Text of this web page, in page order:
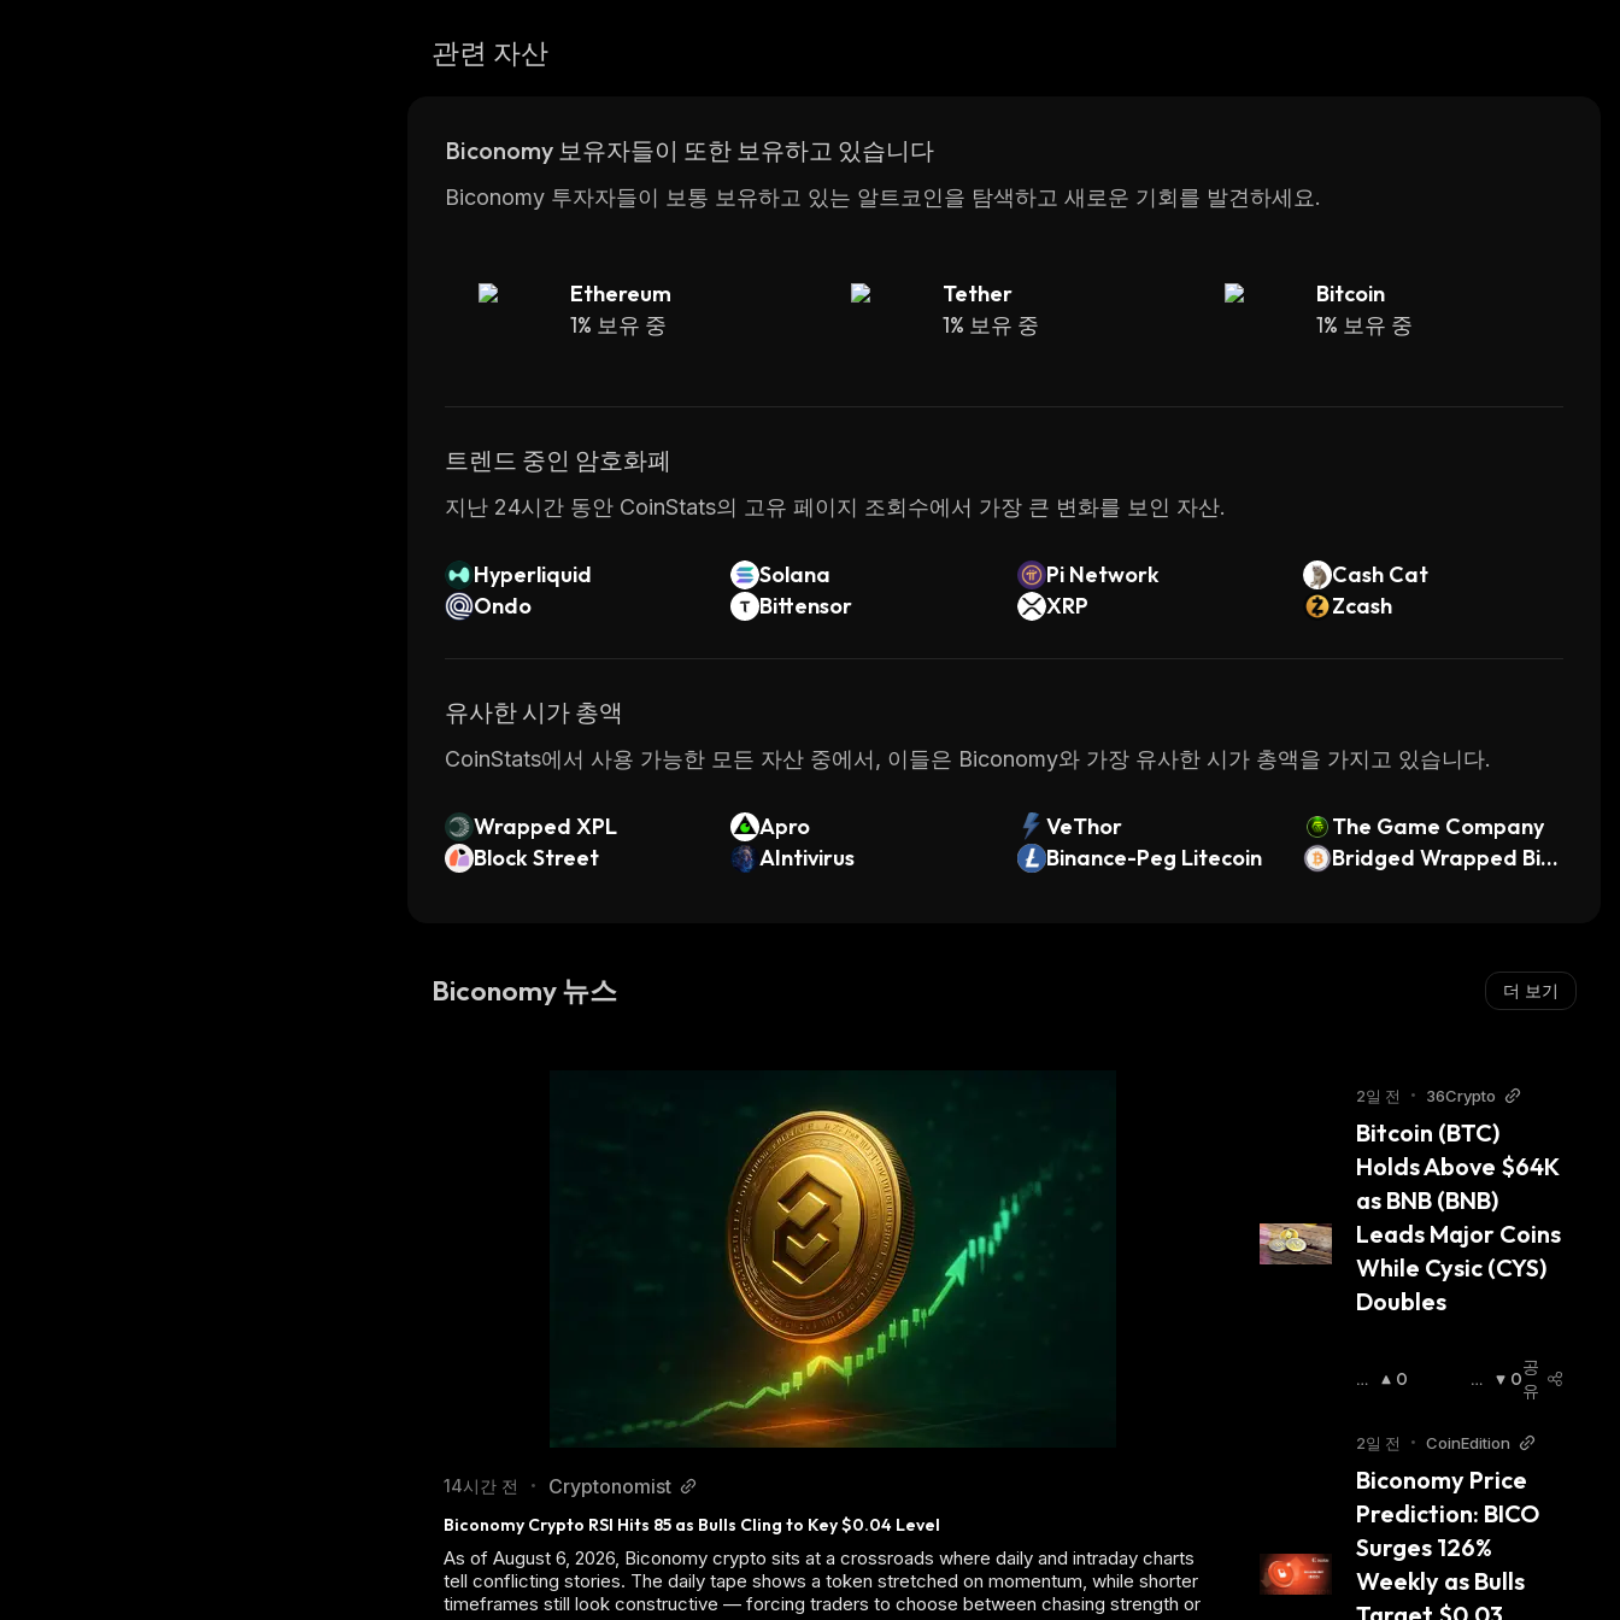
관련 자산
Biconomy 보유자들이 또한 보유하고 있습니다
Biconomy 투자자들이 보통 보유하고 있는 알트코인을 탐색하고 새로운 기회를 발견하세요.
Ethereum
1% 보유 중
Tether
1% 보유 중
Bitcoin
1% 보유 중
트렌드 중인 암호화폐
지난 24시간 동안 CoinStats의 고유 페이지 조회수에서 가장 큰 변화를 보인 자산.
Hyperliquid Solana Pi Network
Cash Cat
Ondo
Bittensor XRP Zcash
유사한 시가 총액
CoinStats에서 사용 가능한 모든 자산 중에서, 이들은 Biconomy와 가장 유사한 시가 총액을 가지고 있습니다.
Wrapped XPL Apro VeThor
The Game Company
Block Street
AIntivirus Binance-Peg Litecoin
Bridged Wrapped Bitc
Biconomy 뉴스 더 보기
14시간 전 • Cryptonomist
Biconomy Crypto RSI Hits 85 as Bulls Cling to Key $0.04 Level
As of August 6, 2026, Biconomy crypto sits at a crossroads where daily and intraday charts
tell conflicting stories. The daily tape shows a token stretched on momentum, while shorter
timeframes still look constructive — forcing traders to choose between chasing strength or
2일 전 • 36Crypto
Bitcoin (BTC)
Holds Above $64K
as BNB (BNB)
Leads Major Coins
While Cysic (CYS)
Doubles
상
0
하
0
공
유
2일 전 • CoinEdition
Biconomy Price
Prediction: BICO
Surges 126%
Weekly as Bulls